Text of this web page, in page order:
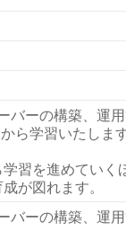
バーの構築、運
ら学習いたしま
習を進めていく
が図れます。
バーの構築、運